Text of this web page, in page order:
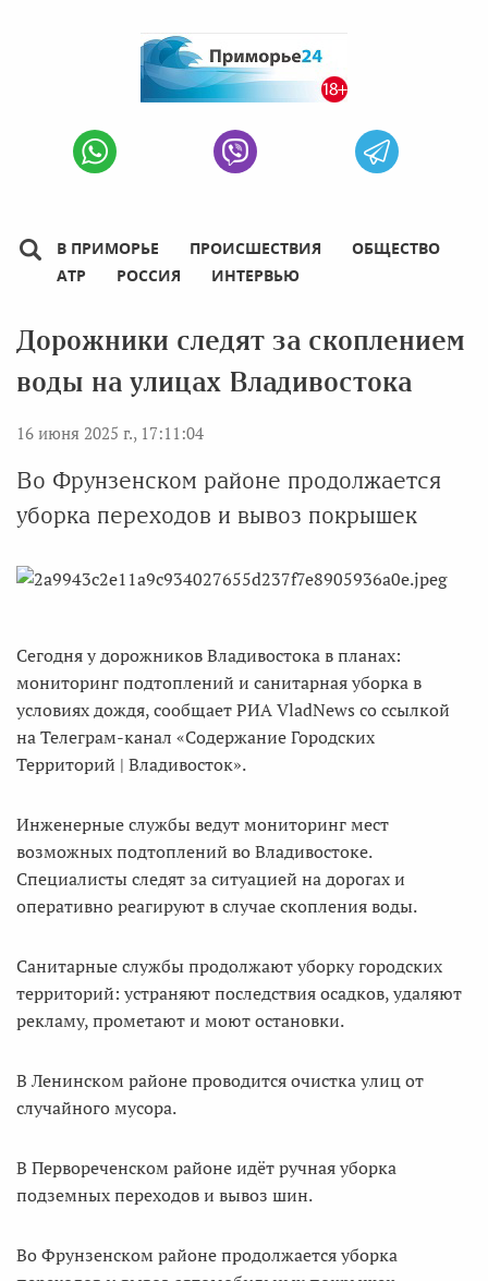
В ПРИМОРЬЕ ПРОИСШЕСТВИЯ
ОБЩЕСТВО
АТР
РОССИЯ ИНТЕРВЬЮ
Дорожники следят за скоплением
воды на улицах Владивостока
16 июня 2025 г., 17:11:04
Во Фрунзенском районе продолжается
уборка переходов и вывоз покрышек
Сегодня у дорожников Владивостока в планах:
мониторинг подтоплений и санитарная уборка в
условиях дождя, сообщает РИА VladNews со ссылкой
на Телеграм-канал «Содержание Городских
Территорий | Владивосток».
Инженерные службы ведут мониторинг мест
возможных подтоплений во Владивостоке.
Специалисты следят за ситуацией на дорогах и
оперативно реагируют в случае скопления воды.
Санитарные службы продолжают уборку городских
территорий: устраняют последствия осадков, удаляют
рекламу, прометают и моют остановки.
В Ленинском районе проводится очистка улиц от
случайного мусора.
В Первореченском районе идёт ручная уборка
подземных переходов и вывоз шин.
Во Фрунзенском районе продолжается уборка